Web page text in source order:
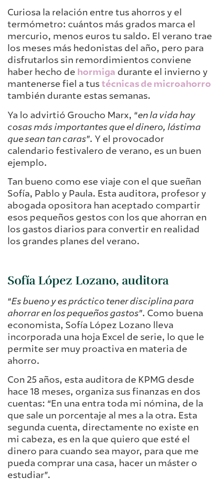
Curiosa la relación entre tus ahorros y el
termómetro: cuántos más grados marca el
mercurio, menos euros tu saldo. El verano trae
los meses más hedonistas del año, pero para
disfrutarlos sin remordimientos conviene
haber hecho de hormiga durante el invierno y
mantenerse fiel a tustécnicas de microahorro
también durante estas semanas.
Ya lo advirtió Groucho Marx, “en la vida hay
cosas más importantes que el dinero, lástima
que sean tan caras”. Y el provocador
calendario festivalero de verano, es un buen
ejemplo.
Tan bueno como ese viaje con el que sueñan
Sofía, Pablo y Paula. Esta auditora, profesor y
abogada opositora han aceptado compartir
esos pequeños gestos con los que ahorran en
los gastos diarios para convertir en realidad
los grandes planes del verano.
Sofía López Lozano, auditora
“Es bueno y es práctico tener disciplina para
ahorrar en los pequeños gastos”. Como buena
economista, Sofía López Lozano lleva
incorporada una hoja Excel de serie, lo que le
permite ser muy proactiva en materia de
ahorro.
Con 25 años, esta auditora de KPMG desde
hace 18 meses, organiza sus finanzas en dos
cuentas: “En una entra toda mi nómina, de la
que sale un porcentaje al mes a la otra. Esta
segunda cuenta, directamente no existe en
mi cabeza, es en la que quiero que esté el
dinero para cuando sea mayor, para que me
pueda comprar una casa, hacer un máster o
estudiar”.